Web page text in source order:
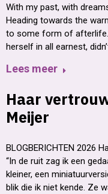
With my past, with
Heading towards the
to some form of
herself in all earnest,
Lees meer
Haar
Meijer
BLOGBERICHTEN 2026
“In de ruit zag ik een
kleiner, een
blik die ik niet kende. Ze